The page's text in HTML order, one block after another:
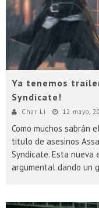
Ya tenemos
Syndicate!
Char Li 12 mayo,
Como muchos sabrán
titulo de asesinos
Syndicate. Esta
argumental dando un